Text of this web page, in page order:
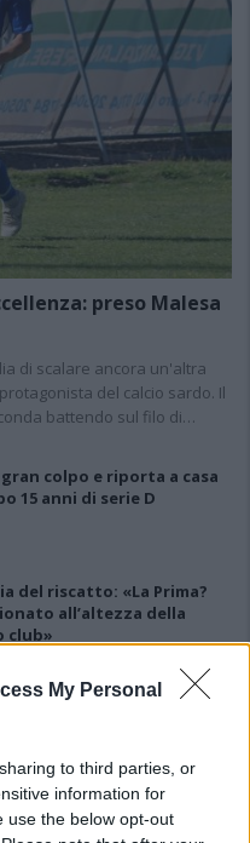
My Personal
to third parties, or
information for
use the below opt-out
preso Malesa
di scalare ancora un'altra
del calcio sardo. Il
battendo sul filo di…
colpo e riporta a casa
15 anni di serie D
del riscatto: «La Prima?
all’altezza della
club»
mani esperte di
regola il Fonni